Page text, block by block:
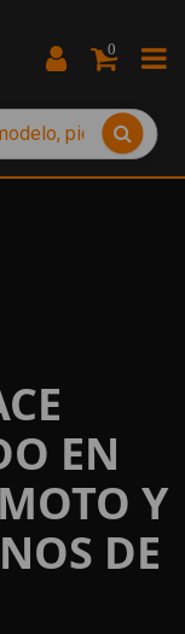
0
EN
Y
DE